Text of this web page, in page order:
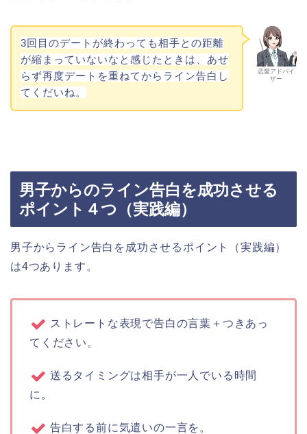
恋愛アドバイ
ザー
3回目のデートが終わっても相手との距離
が縮まっていないなと感じたときは、あせ
らず再度デートを重ねてからライン告白し
てくだいね。
男子からのライン告白を成功させる
ポイント４つ（実践編）
男子からライン告白を成功させるポイント（実践編）
は4つあります。
ストレートな表現で告白の言葉＋つきあっ
てください。
送るタイミングは相手が一人でいる時間
に。
告白する前に気遣いの一言を。